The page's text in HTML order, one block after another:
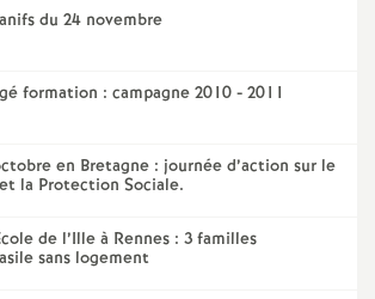
du 24 novembre
formation : campagne 2010 - 2011
en Bretagne : journée d’action sur le
la Protection Sociale.
de l’Ille à Rennes : 3 familles
sans logement